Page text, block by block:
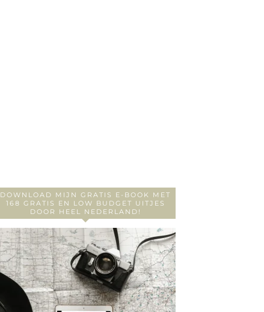
DOWNLOAD MIJN GRATIS E-BOOK MET
168 GRATIS EN LOW BUDGET UITJES
DOOR HEEL NEDERLAND!